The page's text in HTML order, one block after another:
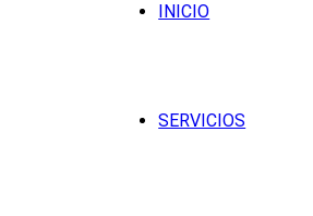
INICIO
SERVICIOS